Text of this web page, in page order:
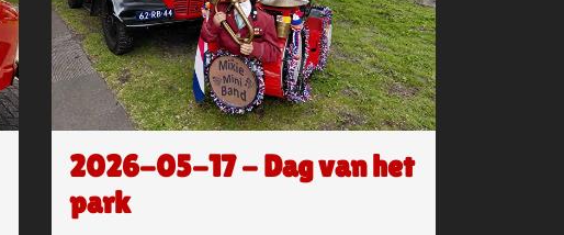
2026-05-17 - Dag van het
park